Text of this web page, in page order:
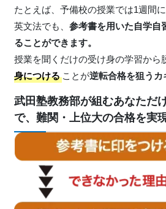
たとえば、予備校の授業では1週間
英文法でも、 参考書を用いた自学自
ることができます。
授業を聞くだけの受け身の学習から
身につけることが逆転合格を狙うカ
武田塾教務部が組むあなただ
で、難関・上位大の合格を実